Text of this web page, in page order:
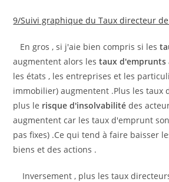
9/Suivi graphique du Taux directeur de
En gros , si j'aie bien compris si les
augmentent alors lestaux d'emprunts
les états , les entreprises et les
immobilier) augmentent .Plus les taux
plus le risque d'insolvabilité des
augmentent car les taux d'emprunt
pas fixes) .Ce qui tend à faire baisser
biens et des actions .
Inversement , plus les taux